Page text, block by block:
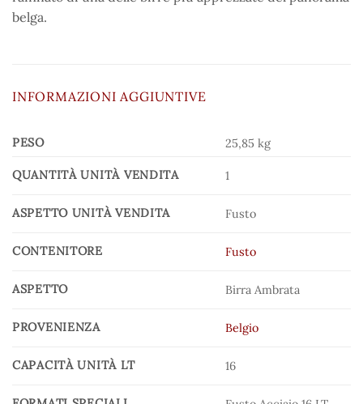
belga.
INFORMAZIONI AGGIUNTIVE
PESO 25,85 kg
QUANTITÀ UNITÀ VENDITA 1
ASPETTO UNITÀ VENDITA Fusto
CONTENITORE Fusto
ASPETTO Birra Ambrata
PROVENIENZA Belgio
CAPACITÀ UNITÀ LT 16